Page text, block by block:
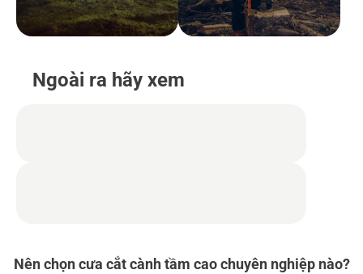
Ngoài ra hãy xem
Nên chọn cưa cắt cành tầm cao chuyên nghiệp nào?